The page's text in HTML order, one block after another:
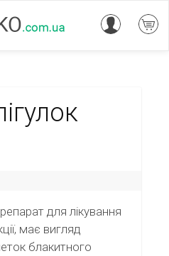
для лікування
має вигляд
блакитного